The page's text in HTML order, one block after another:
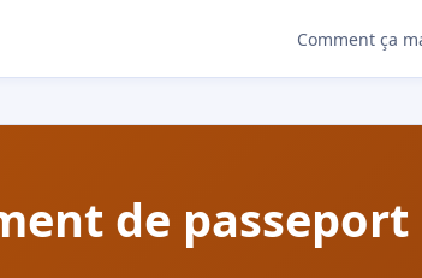
Comment ça
de passeport